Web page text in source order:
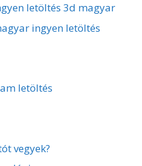
letöltés 3d magyar
ingyen letöltés
letöltés
vegyek?